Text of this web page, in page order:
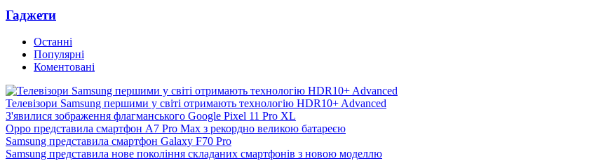
Гаджети
Останні
Популярні
Коментовані
Телевізори Samsung першими у світі отримають технологію HDR10+ Advanced
З'явилися зображення флагманського Google Pixel 11 Pro XL
Oppo представила смартфон A7 Pro Max з рекордно великою батареєю
Samsung представила смартфон Galaxy F70 Pro
Samsung представила нове покоління складаних смартфонів з новою моделлю